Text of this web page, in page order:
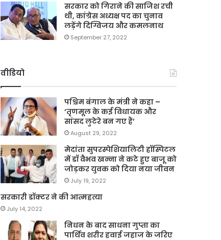
सरकार को गिराने की साजिश रची
थी, कांग्रेस अध्यक्ष पद का चुनाव
लड़ेंगे दिग्विजय और कमलनाथ
September 27, 2022
वीडियो
पश्चिम बंगाल के मंत्री ने कहा –
‘तृणमूल के कई विधायक और
सांसद लुटेरे बन गए हैं’
August 29, 2022
मेदांता सुपरस्पेशियालिटी हॉस्पिटल
में डॉ वैभव खन्ना ने कटे हुए बाजू को
जोड़कर युवक को दिया नया जीवन
July 19, 2022
सरकारी डॉक्टर ने की आत्महत्या
July 14, 2022
निधन के बाद साधना गुप्ता का
पार्थिव शरीर हवाई जहाज के जरिए